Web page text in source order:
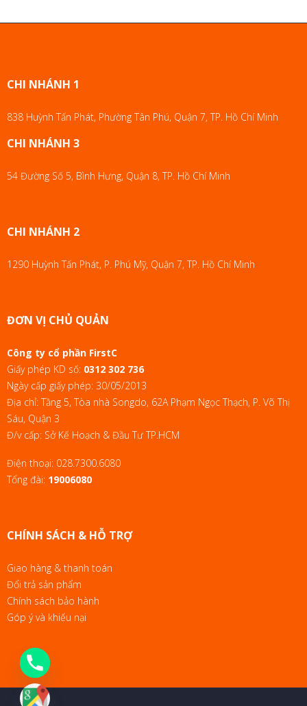
CHI NHÁNH 1
838 Huỳnh Tấn Phát, Phường Tân Phú, Quận 7, TP. Hồ Chí Minh
CHI NHÁNH 3
54 Đường Số 5, Bình Hưng, Quận 8, TP. Hồ Chí Minh
CHI NHÁNH 2
1290 Huỳnh Tấn Phát, P. Phú Mỹ, Quận 7, TP. Hồ Chí Minh
ĐƠN VỊ CHỦ QUẢN
Công ty cổ phần FirstC
Giấy phép KD số: 0312 302 736
Ngày cấp giấy phép: 30/05/2013
Địa chỉ: Tầng 5, Tòa nhà Songdo, 62A Phạm Ngọc Thạch, P. Võ Thị
Sáu, Quận 3
Đ/v cấp: Sở Kế Hoạch & Đầu Tư TP.HCM
Điện thoại: 028.7300.6080
Tổng đài: 19006080
CHÍNH SÁCH & HỖ TRỢ
Giao hàng & thanh toán
Đổi trả sản phẩm
Chính sách bảo hành
Góp ý và khiếu nại